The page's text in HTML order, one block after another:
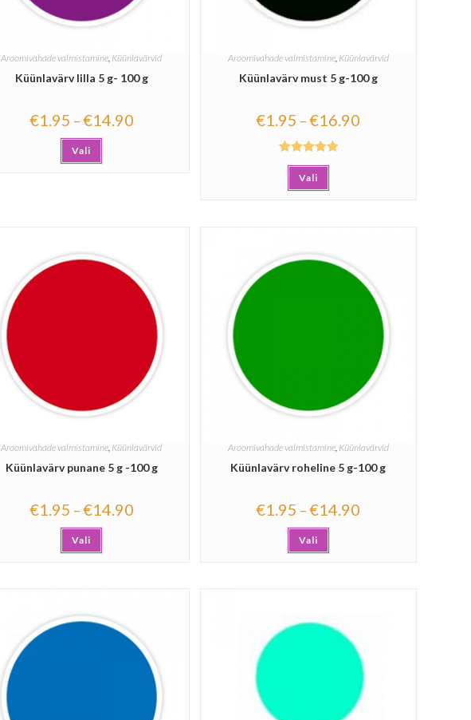
Aroomivahade valmistamine Küünlavärvid
Küünlavärv lilla 5 g- 100 g
€1.95 –€14.90
Vali
Aroomivahade valmistamine, Küünlavärvid
Küünlavärv must 5 g-100 g
€1.95 –€16.90
Hinnanguga
5.00/ 5
Vali
Aroomivahade valmistamine Küünlavärvid
Küünlavärv punane 5 g -100 g
€1.95 –€14.90
Vali
Aroomivahade valmistamine, Küünlavärvid
Küünlavärv roheline 5 g-100 g
€1.95 –€14.90
Vali